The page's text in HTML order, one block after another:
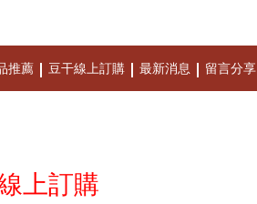
推薦 豆干線上訂購 最新消息 留言分享
上訂購